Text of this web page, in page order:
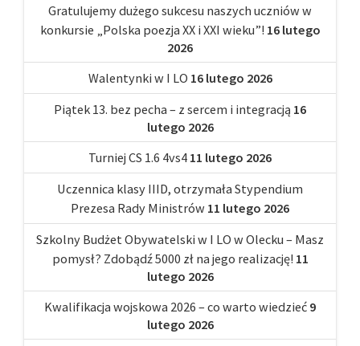
Gratulujemy dużego sukcesu naszych uczniów w
konkursie „Polska poezja XX i XXI wieku”! 16 lutego
2026
Walentynki w I LO 16 lutego 2026
Piątek 13. bez pecha – z sercem i integracją 16
lutego 2026
Turniej CS 1.6 4vs4 11 lutego 2026
Uczennica klasy IIID, otrzymała Stypendium
Prezesa Rady Ministrów 11 lutego 2026
Szkolny Budżet Obywatelski w I LO w Olecku – Masz
pomysł? Zdobądź 5000 zł na jego realizację! 11
lutego 2026
Kwalifikacja wojskowa 2026 – co warto wiedzieć 9
lutego 2026